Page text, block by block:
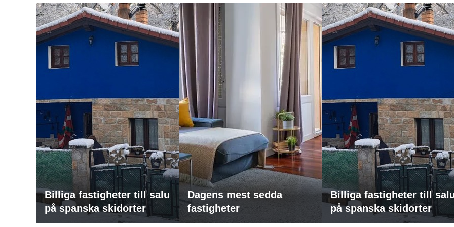
Billiga fastigheter till salu
på spanska skidorter
Dagens mest sedda
fastigheter
Billiga fastigheter till
på spanska skidorter